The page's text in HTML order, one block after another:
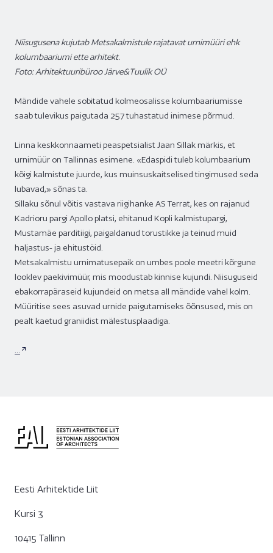
Niisugusena kujutab Metsakalmistule rajatavat urnimüüri ehk
kolumbaariumi ette arhitekt.
Foto: Arhitektuuribüroo Järve&Tuulik OÜ
Mändide vahele sobitatud kolmeosalisse kolumbaariumisse
saab tulevikus paigutada 257 tuhastatud inimese põrmud.
Linna keskkonnaameti peaspetsialist Jaan Sillak märkis, et
urnimüür on Tallinnas esimene. «Edaspidi tuleb kolumbaarium
kõigi kalmistute juurde, kus muinsuskaitselised tingimused seda
lubavad,» sõnas ta.
Sillaku sõnul võitis vastava riigihanke AS Terrat, kes on rajanud
Kadrioru pargi Apollo platsi, ehitanud Kopli kalmistupargi,
Mustamäe parditiigi, paigaldanud torustikke ja teinud muid
haljastus- ja ehitustöid.
Metsakalmistu urnimatusepaik on umbes poole meetri kõrgune
looklev paekivimüür, mis moodustab kinnise kujundi. Niisuguseid
ebakorrapäraseid kujundeid on metsa all mändide vahel kolm.
Müüritise sees asuvad urnide paigutamiseks õõnsused, mis on
pealt kaetud graniidist mälestusplaadiga.
Eesti Arhitektide Liit
Kursi 3
10415 Tallinn